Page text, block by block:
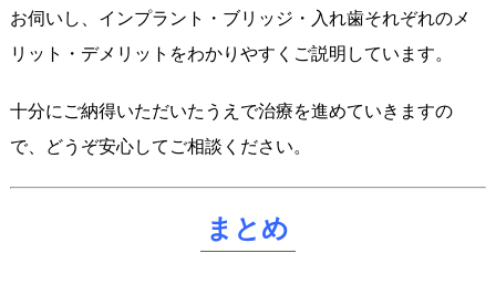
お伺いし、インプラント・ブリッジ・入れ歯それぞれのメ
リット・デメリットをわかりやすくご説明しています。
十分にご納得いただいたうえで治療を進めていきますの
で、どうぞ安心してご相談ください。
まとめ